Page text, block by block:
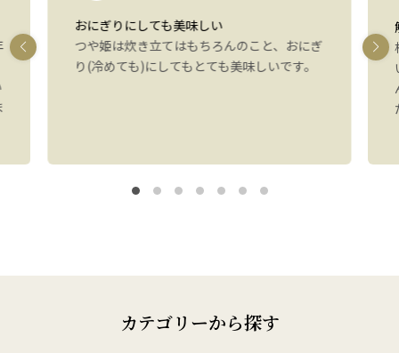
おにぎりにしても美味しい
つや姫は炊き立てはもちろんのこと、おにぎ
り(冷めても)にしてもとても美味しいです。
カテゴリーから探す